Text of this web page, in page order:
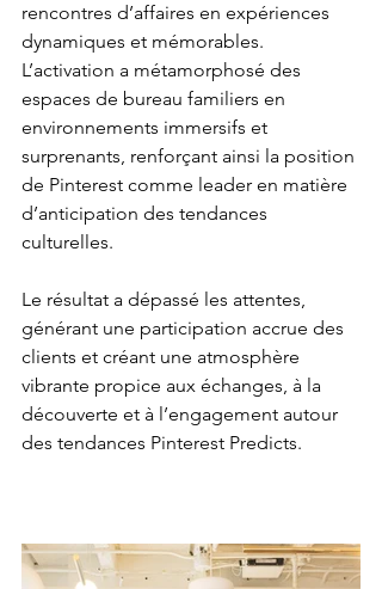
rencontres d’affaires en expériences
dynamiques et mémorables.
L’activation a métamorphosé des
espaces de bureau familiers en
environnements immersifs et
surprenants, renforçant ainsi la position
de Pinterest comme leader en matière
d’anticipation des tendances
culturelles.
Le résultat a dépassé les attentes,
générant une participation accrue des
clients et créant une atmosphère
vibrante propice aux échanges, à la
découverte et à l’engagement autour
des tendances Pinterest Predicts.